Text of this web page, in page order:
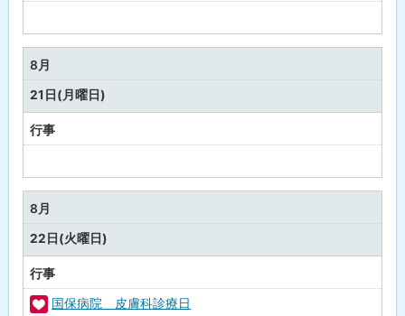
定
な
し
8月
21日(月曜日)
行事
定
な
し
8月
22日(火曜日)
行事
国保病院 皮膚科診療日